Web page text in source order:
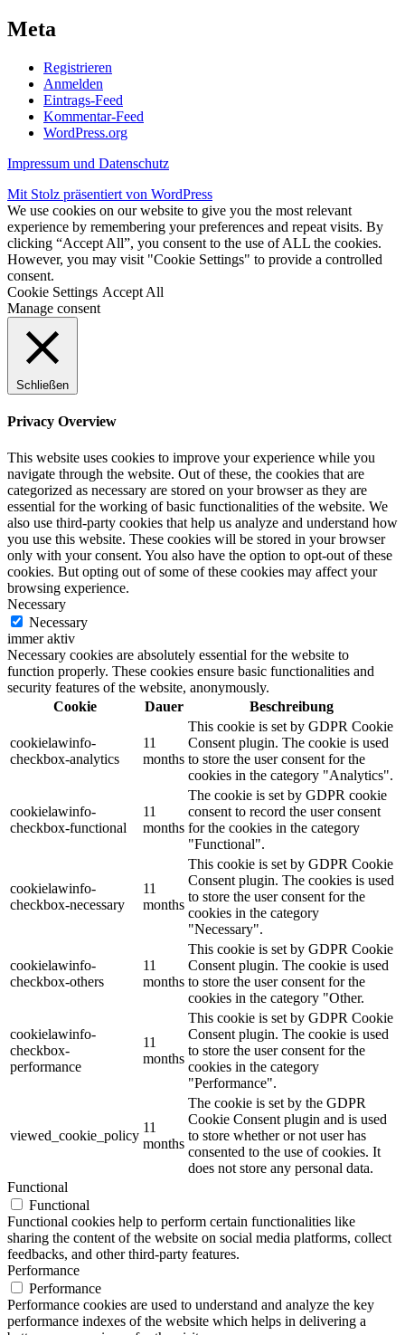
Meta
Registrieren
Anmelden
Eintrags-Feed
Kommentar-Feed
WordPress.org
Impressum und Datenschutz
Mit Stolz präsentiert von WordPress
We use cookies on our website to give you the most relevant
experience by remembering your preferences and repeat visits. By
clicking “Accept All”, you consent to the use of ALL the cookies.
However, you may visit "Cookie Settings" to provide a controlled
consent.
Cookie Settings Accept All
Manage consent
Schließen
Privacy Overview
This website uses cookies to improve your experience while you
navigate through the website. Out of these, the cookies that are
categorized as necessary are stored on your browser as they are
essential for the working of basic functionalities of the website. We
also use third-party cookies that help us analyze and understand how
you use this website. These cookies will be stored in your browser
only with your consent. You also have the option to opt-out of these
cookies. But opting out of some of these cookies may affect your
browsing experience.
Necessary
Necessary
immer aktiv
Necessary cookies are absolutely essential for the website to
function properly. These cookies ensure basic functionalities and
security features of the website, anonymously.
Cookie
Dauer Beschreibung
cookielawinfo-
checkbox-analytics
11
months
This cookie is set by GDPR Cookie
Consent plugin. The cookie is used
to store the user consent for the
cookies in the category "Analytics".
cookielawinfo-
checkbox-functional
11
months
The cookie is set by GDPR cookie
consent to record the user consent
for the cookies in the category
"Functional".
cookielawinfo-
checkbox-necessary
11
months
This cookie is set by GDPR Cookie
Consent plugin. The cookies is used
to store the user consent for the
cookies in the category
"Necessary".
cookielawinfo-
checkbox-others
11
months
This cookie is set by GDPR Cookie
Consent plugin. The cookie is used
to store the user consent for the
cookies in the category "Other.
cookielawinfo-
checkbox-
performance
11
months
This cookie is set by GDPR Cookie
Consent plugin. The cookie is used
to store the user consent for the
cookies in the category
"Performance".
viewed_cookie_policy
11
months
The cookie is set by the GDPR
Cookie Consent plugin and is used
to store whether or not user has
consented to the use of cookies. It
does not store any personal data.
Functional
Functional
Functional cookies help to perform certain functionalities like
sharing the content of the website on social media platforms, collect
feedbacks, and other third-party features.
Performance
Performance
Performance cookies are used to understand and analyze the key
performance indexes of the website which helps in delivering a